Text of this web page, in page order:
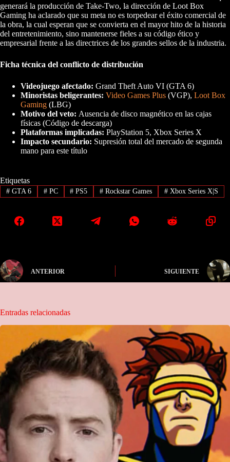
generará la producción de Take-Two, la dirección de Loot Box
Gaming ha aclarado que su meta no es torpedear el éxito comercial de
la obra, la cual esperan que se convierta en el mayor hito de la historia
del entretenimiento, sino mantenerse fieles a su código ético y
empresarial frente a las directrices de los grandes sellos de la industria.
Ficha técnica del conflicto de distribución
Videojuego afectado: Grand Theft Auto VI (GTA 6)
Minoristas beligerantes: Video Games Plus (VGP), Loot Box
Gaming (LBG)
Motivo del veto: Ausencia de disco magnético en las cajas
físicas (Código de descarga)
Plataformas implicadas: PlayStation 5, Xbox Series X
Impacto secundario: Supresión total del mercado de segunda
mano para este título
Etiquetas
#GTA 6 #PC # PS5 # Rockstar Games # Xbox Series X|S
ANTERIOR SIGUIENTE
Entradas relacionadas